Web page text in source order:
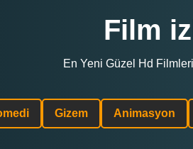
Film
En Yeni Güzel Hd Filmleri
Gizem Animasyon